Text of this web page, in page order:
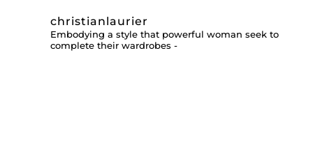
christianlaurier
Embodying a style that powerful woman seek to
complete their wardrobes -